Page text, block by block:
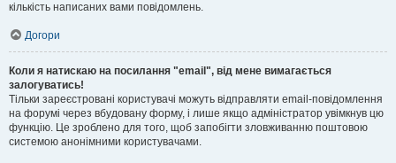
кількість написаних вами повідомлень.
Догори
Коли я натискаю на посилання "email", від мене вимагається
залогуватись!
Тільки зареєстровані користувачі можуть відправляти email-повідомлення
на форумі через вбудовану форму, і лише якщо адміністратор увімкнув цю
функцію. Це зроблено для того, щоб запобігти зловживанню поштовою
системою анонімними користувачами.